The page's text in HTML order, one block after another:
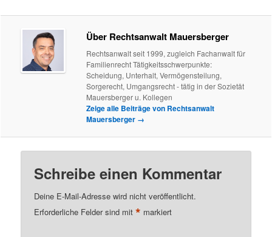
Über Rechtsanwalt Mauersberger
Rechtsanwalt seit 1999, zugleich Fachanwalt für
Familienrecht Tätigkeitsschwerpunkte:
Scheidung, Unterhalt, Vermögensteilung,
Sorgerecht, Umgangsrecht - tätig in der Sozietät
Mauersberger u. Kollegen
Zeige alle Beiträge von Rechtsanwalt
Mauersberger →
Schreibe einen Kommentar
Deine E-Mail-Adresse wird nicht veröffentlicht.
Erforderliche Felder sind mit* markiert